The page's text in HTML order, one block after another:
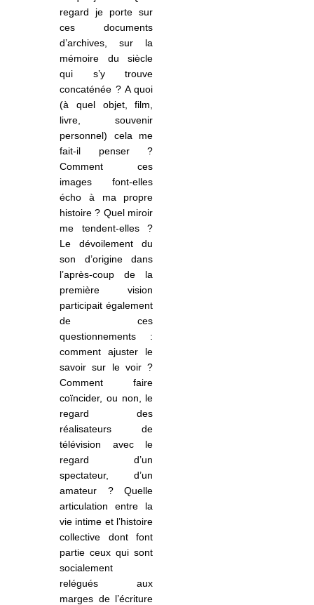
regard je porte sur
ces documents
d’archives, sur la
mémoire du siècle
qui s’y trouve
concaténée ? A quoi
(à quel objet, film,
livre, souvenir
personnel) cela me
fait-il penser ?
Comment ces
images font-elles
écho à ma propre
histoire ? Quel miroir
me tendent-elles ?
Le dévoilement du
son d’origine dans
l’après-coup de la
première vision
participait également
de ces
questionnements :
comment ajuster le
savoir sur le voir ?
Comment faire
coïncider, ou non, le
regard des
réalisateurs de
télévision avec le
regard d’un
spectateur, d’un
amateur ? Quelle
articulation entre la
vie intime et l’histoire
collective dont font
partie ceux qui sont
socialement
relégués aux
marges de l’écriture